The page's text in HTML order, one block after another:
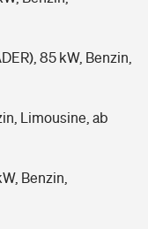
85 kW, Benzin,
Limousine, ab
Benzin,